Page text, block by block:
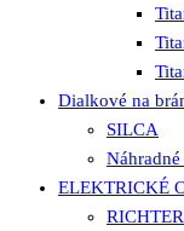
Dialkové na
SILCA
ELEKTRICKÉ
RICHTER